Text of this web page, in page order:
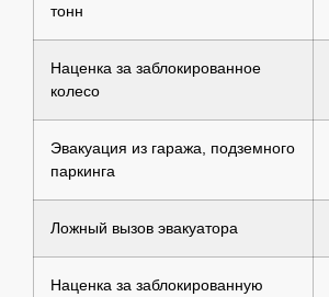
тонн
Наценка за заблокированное
колесо
Эвакуация из гаража, подземного
паркинга
Ложный вызов эвакуатора
Наценка за заблокированную